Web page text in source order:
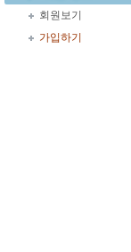
회원보기
가입하기